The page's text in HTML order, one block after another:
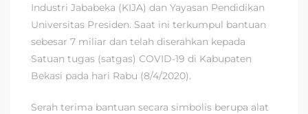
Industri Jababeka (KIJA) dan Yayasan Pendidikan
Universitas Presiden. Saat ini terkumpul bantuan
sebesar 7 miliar dan telah diserahkan kepada
Satuan tugas (satgas) COVID-19 di Kabupaten
Bekasi pada hari Rabu (8/4/2020).
Serah terima bantuan secara simbolis berupa alat